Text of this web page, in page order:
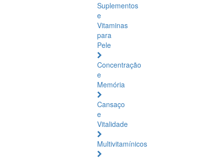
Suplementos
e
Vitaminas
para
Pele
Concentração
e
Memória
Cansaço
e
Vitalidade
Multivitamínicos